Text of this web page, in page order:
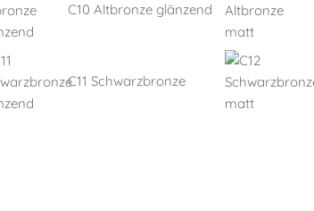
C10 Altbronze glänzend
C11 Schwarzbronze